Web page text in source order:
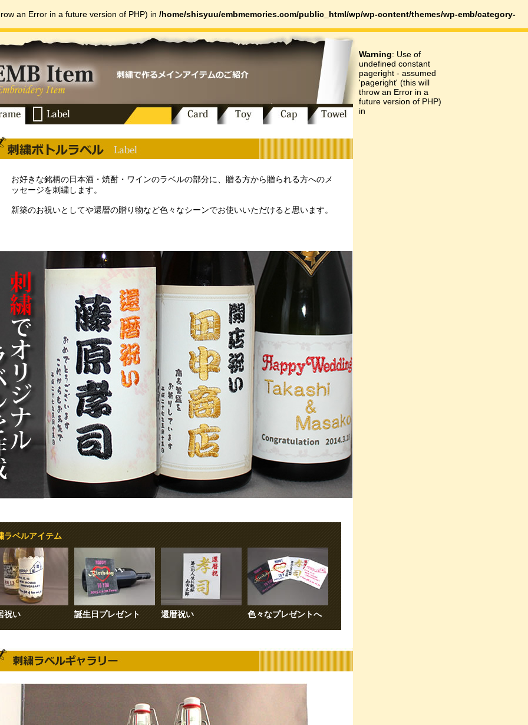
an Error in a future version of PHP) in /home/shisyuu/embmemories.com/public_html/wp/wp-content/themes/wp-emb/category-
るメインアイテムのご紹介
お好きな銘柄の日本酒・焼酎・ワインのラベルの部分に、贈る方から贈られる方へのメ
ッセージを刺繍します。
新築のお祝いとしてや還暦の贈り物など色々なシーンでお使いいただけると思います。
ラベルアイテム
祝い 誕生日プレゼント 還暦祝い 色々なプレゼントへ
Warning: Use of
undefined constant
pageright - assumed
'pageright' (this will
throw an Error in a
future version of PHP)
in